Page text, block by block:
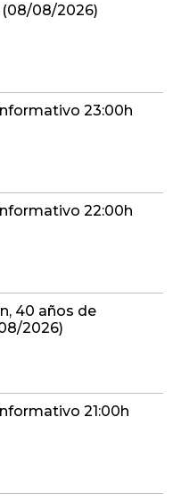
08/2026)
23:00h
22:00h
40 años de
2026)
21:00h